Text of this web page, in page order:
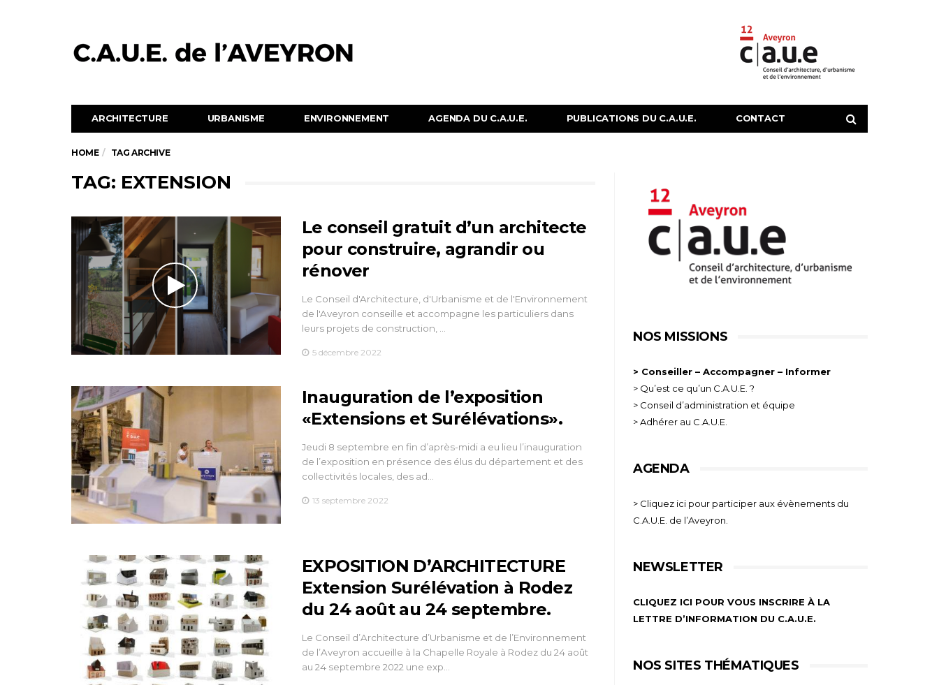
ARCHITECTURE URBANISME ENVIRONNEMENT AGENDA DU C.A.U.E. PUBLICATIONS DU C.A.U.E. CONTACT
HOME TAG ARCHIVE
TAG: EXTENSION
Le conseil gratuit d’un architecte
pour construire, agrandir ou
rénover
Le Conseil d'Architecture, d'Urbanisme et de l'Environnement
de l'Aveyron conseille et accompagne les particuliers dans
leurs projets de construction, …
5 décembre 2022
Inauguration de l’exposition
«Extensions et Surélévations».
Jeudi 8 septembre en fin d’après-midi a eu lieu l’inauguration
de l’exposition en présence des élus du département et des
collectivités locales, des ad…
13 septembre 2022
EXPOSITION D’ARCHITECTURE
Extension Surélévation à Rodez
du 24 août au 24 septembre.
Le Conseil d’Architecture d’Urbanisme et de l’Environnement
de l’Aveyron accueille à la Chapelle Royale à Rodez du 24 août
au 24 septembre 2022 une exp…
NOS MISSIONS
> Conseiller – Accompagner – Informer
> Qu’est ce qu’un C.A.U.E. ?
> Conseil d’administration et équipe
> Adhérer au C.A.U.E.
AGENDA
> Cliquez ici pour participer aux évènements du
C.A.U.E. de l’Aveyron.
NEWSLETTER
CLIQUEZ ICI POUR VOUS INSCRIRE À LA
LETTRE D’INFORMATION DU C.A.U.E.
NOS SITES THÉMATIQUES